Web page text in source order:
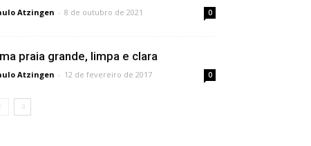
Atzingen - 8 de outubro de 2021 0
praia grande, limpa e clara
Atzingen - 12 de fevereiro de 2017 0